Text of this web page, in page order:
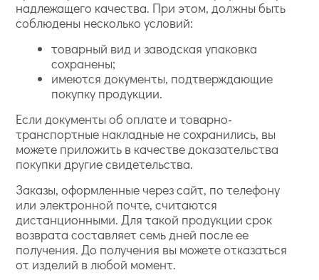
надлежащего качества. При этом, должны быть
соблюдены несколько условий:
товарный вид и заводская упаковка
сохранены;
имеются документы, подтверждающие
покупку продукции.
Если документы об оплате и товарно-
транспортные накладные не сохранились, вы
можете приложить в качестве доказательства
покупки другие свидетельства.
Заказы, оформленные через сайт, по телефону
или электронной почте, считаются
дистанционными. Для такой продукции срок
возврата составляет семь дней после ее
получения. До получения вы можете отказаться
от изделий в любой момент.